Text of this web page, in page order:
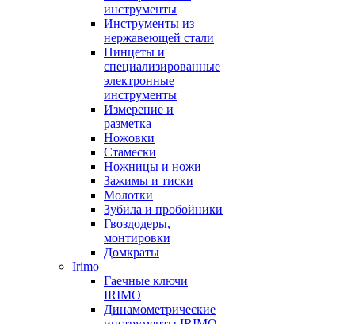
инструменты
Инструменты из
нержавеющей стали
Пинцеты и
специализированные
электронные
инструменты
Измерение и
разметка
Ножовки
Стамески
Ножницы и ножи
Зажимы и тиски
Молотки
Зубила и пробойники
Гвоздодеры,
монтировки
Домкраты
Irimo
Гаечные ключи
IRIMO
Динамометрические